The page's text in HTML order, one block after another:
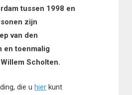
tussen 1998 en
zijn
van den
en toenmalig
Scholten.
die u hierkunt